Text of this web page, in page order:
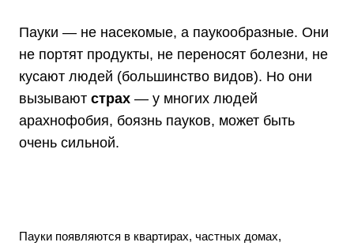
Пауки — не насекомые, а паукообразные. Они
не портят продукты, не переносят болезни, не
кусают людей (большинство видов). Но они
вызывают страх — у многих людей
арахнофобия, боязнь пауков, может быть
очень сильной.
Пауки появляются в квартирах, частных домах,